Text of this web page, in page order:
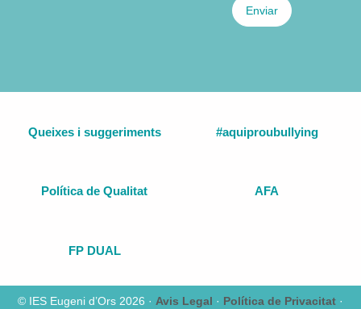
Enviar
Queixes i suggeriments #aquiproubullying
Política de Qualitat AFA
FP DUAL
© IES Eugeni d’Ors 2026 · Avis Legal · Política de Privacitat ·